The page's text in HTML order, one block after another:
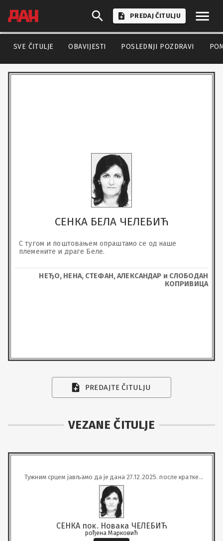
PREDAJ ČITULJU
SVE ČITULJE OBAVIJESTI POSLEDNJI POZDRAVI
СЕНКА БЕЛА ЧЕЛЕБИЋ
С тугом и поштовањем опраштамо се од наше
племените и драге Беле.
НЕЂО, НЕНА, СТЕФАН, АЛЕКСАНДАР и СЛОБОДАН
КОПРИВИЦА
PREDAJTE ČITULJU
VEZANE ČITULJE
Тужним срцем јављамо да је дана 27.12.2025. после кратке
болести преминула у 72. години живота наша вољена
СЕНКА пок. Новака ЧЕЛЕБИЋ
рођена Марковић